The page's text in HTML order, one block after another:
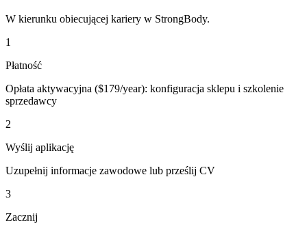
W kierunku obiecującej kariery w StrongBody.
1
Płatność
Opłata aktywacyjna ($179/year): konfiguracja sklepu i szkolenie
sprzedawcy
2
Wyślij aplikację
Uzupełnij informacje zawodowe lub prześlij CV
3
Zacznij